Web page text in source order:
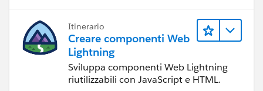
Itinerario
Creare componenti Web
Lightning
Sviluppa componenti Web Lightning
riutilizzabili con JavaScript e HTML.